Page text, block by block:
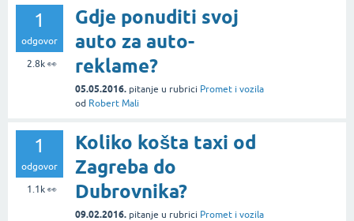
1
odgovor
2.8k👀
Gdje ponuditi svoj
auto za auto-
reklame?
05.05.2016. pitanje u rubrici Promet i vozila
od Robert Mali
1
odgovor
1.1k👀
Koliko košta taxi od
Zagreba do
Dubrovnika?
09.02.2016. pitanje u rubrici Promet i vozila